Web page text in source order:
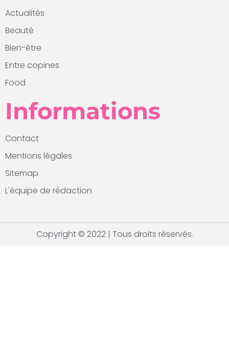
Actualités
Beauté
Bien-être
Entre copines
Food
Informations
Contact
Mentions légales
Sitemap
L'équipe de rédaction
Copyright © 2022 | Tous droits réservés.